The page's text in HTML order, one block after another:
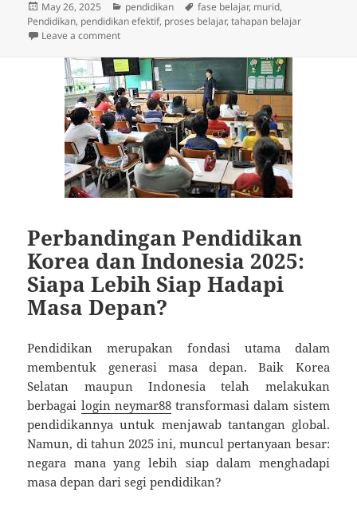
Posted
on
May 26, 2025 Categories
pendidikan Tags
fase belajar, murid,
Pendidikan, pendidikan efektif, proses belajar,tahapan belajar
Leave a commenton Bagaimana Fase Belajar yang Tepat Bisa
Perbandingan Pendidikan
Korea dan Indonesia 2025:
Siapa Lebih Siap Hadapi
Masa Depan?
Pendidikan merupakan fondasi utama dalam
membentuk generasi masa depan. Baik Korea
Selatan maupun Indonesia telah melakukan
berbagai login neymar88transformasi dalam sistem
pendidikannya untuk menjawab tantangan global.
Namun, di tahun 2025 ini, muncul pertanyaan besar:
negara mana yang lebih siap dalam menghadapi
masa depan dari segi pendidikan?